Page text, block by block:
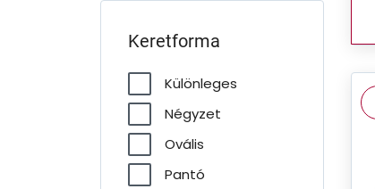
Keretforma
Különleges
Négyzet
Ovális
Pantó